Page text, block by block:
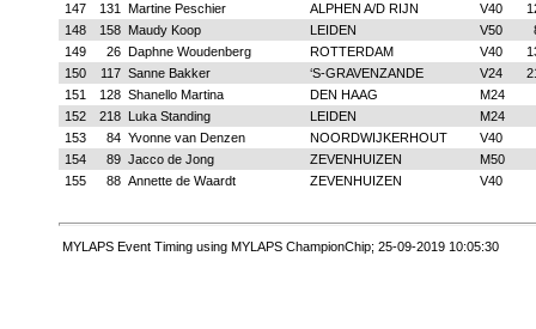
147
131 Martine Peschier ALPHEN A/D RIJN V40
148
158 Maudy Koop LEIDEN V50
149
26 Daphne Woudenberg ROTTERDAM V40
150
117 Sanne Bakker ‘S-GRAVENZANDE V24
151
128 Shanello Martina DEN HAAG
M24
152
218 Luka Standing LEIDEN
M24
153
84 Yvonne van Denzen NOORDWIJKERHOUT
V40
154
89 Jacco de Jong ZEVENHUIZEN
M50
155
88 Annette de Waardt ZEVENHUIZEN V40
MYLAPS Event Timing using MYLAPS ChampionChip; 25-09-2019 10:05:30